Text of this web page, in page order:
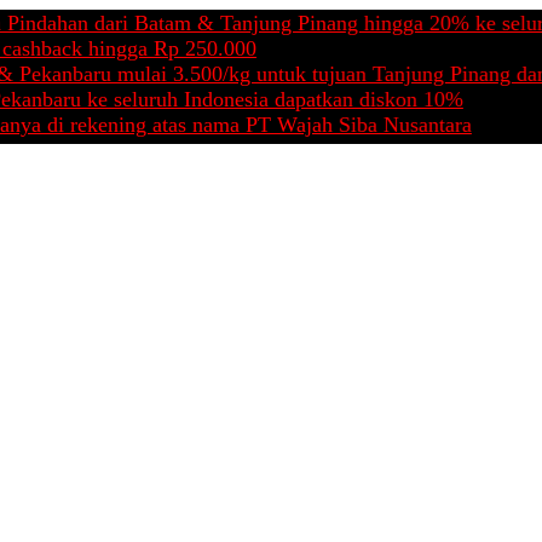
dari Batam & Tanjung Pinang hingga 20% ke seluruh
hingga Rp 250.000
mulai 3.500/kg untuk tujuan Tanjung Pinang dan
ke seluruh Indonesia dapatkan diskon 10%
atas nama PT Wajah Siba Nusantara